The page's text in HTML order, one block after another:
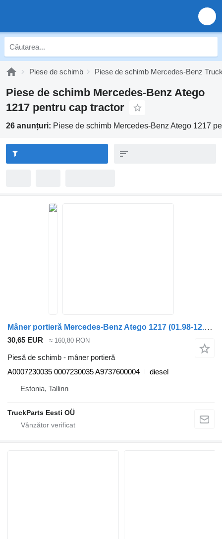
Piese de schimb Piese de schimb Mercedes-Benz
Piese de schimb Mercedes-Benz Atego
1217 pentru cap tractor
26 anunțuri: Piese de schimb Mercedes-Benz Atego 1217
Mâner portieră Mercedes-Benz Atego 1217 (01.98-12.04) A0007230035 pentru cap tractor Mercedes-Benz Atego, Atego 2, Atego 3 (1996-)
30,65 EUR ≈ 160,80 RON
Piesă de schimb - mâner portieră
A0007230035 0007230035 A9737600004
diesel
Estonia, Tallinn
TruckParts Eesti OÜ